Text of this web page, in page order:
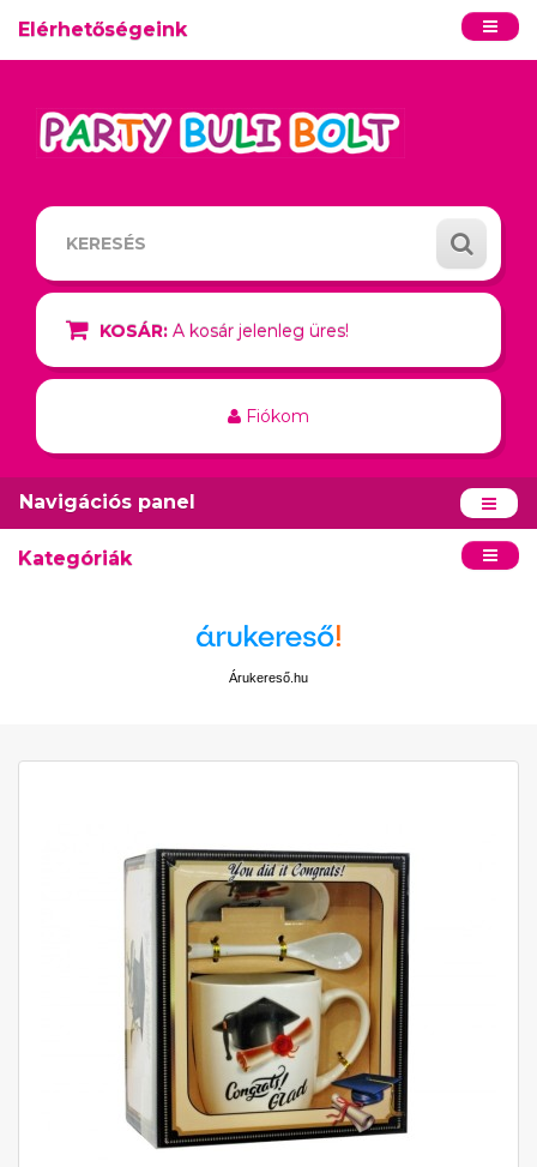
Elérhetőségeink
KOSÁR: A kosár jelenleg üres!
Fiókom
Navigációs panel
Kategóriák
Árukereső.hu